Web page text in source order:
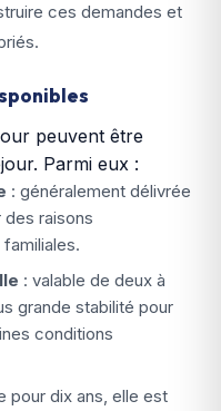
ces demandes et
peuvent être
Parmi eux :
: généralement délivrée
des raisons
: valable de deux à
grande stabilité pour
conditions
pour dix ans, elle est